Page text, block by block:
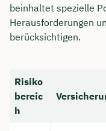
beinhaltet spezielle
Herausforderungen
berücksichtigen.
Risiko
bereic
h